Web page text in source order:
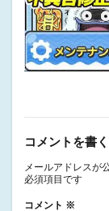
コメントを書く
メールアドレスが
必須項目です
コメント ※